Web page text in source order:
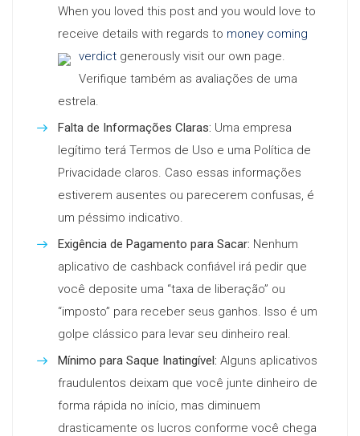
When you loved this post and you would love to
receive details with regards to money coming
verdict generously visit our own page.
Verifique também as avaliações de uma
estrela.
Falta de Informações Claras: Uma empresa
legítimo terá Termos de Uso e uma Política de
Privacidade claros. Caso essas informações
estiverem ausentes ou parecerem confusas, é
um péssimo indicativo.
Exigência de Pagamento para Sacar: Nenhum
aplicativo de cashback confiável irá pedir que
você deposite uma “taxa de liberação” ou
“imposto” para receber seus ganhos. Isso é um
golpe clássico para levar seu dinheiro real.
Mínimo para Saque Inatingível: Alguns aplicativos
fraudulentos deixam que você junte dinheiro de
forma rápida no início, mas diminuem
drasticamente os lucros conforme você chega